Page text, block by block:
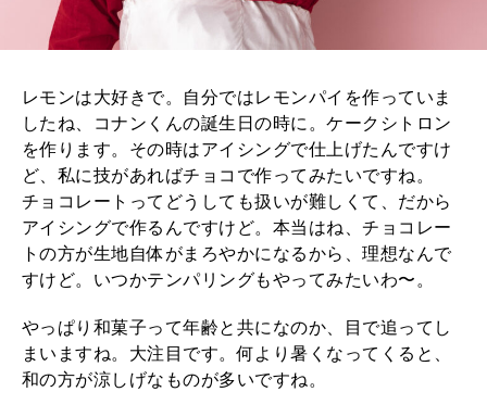
レモンは大好きで。自分ではレモンパイを作っていま
したね、コナンくんの誕生日の時に。ケークシトロン
を作ります。その時はアイシングで仕上げたんですけ
ど、私に技があればチョコで作ってみたいですね。
チョコレートってどうしても扱いが難しくて、だから
アイシングで作るんですけど。本当はね、チョコレー
トの方が生地自体がまろやかになるから、理想なんで
すけど。いつかテンパリングもやってみたいわ〜。
やっぱり和菓子って年齢と共になのか、目で追ってし
まいますね。大注目です。何より暑くなってくると、
和の方が涼しげなものが多いですね。